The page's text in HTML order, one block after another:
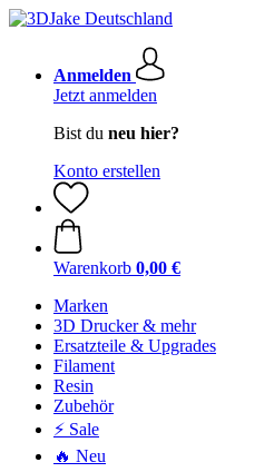
Anmelden
Jetzt anmelden
Bist du neu hier?
Konto erstellen
Warenkorb 0,00 €
Marken
3D Drucker & mehr
Ersatzteile & Upgrades
Filament
Resin
Zubehör
⚡ Sale
🔥 Neu